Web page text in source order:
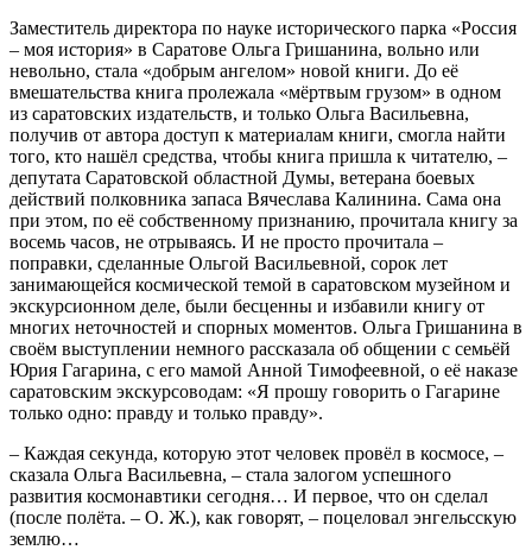
Заместитель директора по науке исторического парка «Россия
– моя история» в Саратове Ольга Гришанина, вольно или
невольно, стала «добрым ангелом» новой книги. До её
вмешательства книга пролежала «мёртвым грузом» в одном
из саратовских издательств, и только Ольга Васильевна,
получив от автора доступ к материалам книги, смогла найти
того, кто нашёл средства, чтобы книга пришла к читателю, –
депутата Саратовской областной Думы, ветерана боевых
действий полковника запаса Вячеслава Калинина. Сама она
при этом, по её собственному признанию, прочитала книгу за
восемь часов, не отрываясь. И не просто прочитала –
поправки, сделанные Ольгой Васильевной, сорок лет
занимающейся космической темой в саратовском музейном и
экскурсионном деле, были бесценны и избавили книгу от
многих неточностей и спорных моментов. Ольга Гришанина в
своём выступлении немного рассказала об общении с семьёй
Юрия Гагарина, с его мамой Анной Тимофеевной, о её наказе
саратовским экскурсоводам: «Я прошу говорить о Гагарине
только одно: правду и только правду».
– Каждая секунда, которую этот человек провёл в космосе, –
сказала Ольга Васильевна, – стала залогом успешного
развития космонавтики сегодня… И первое, что он сделал
(после полёта. – О. Ж.), как говорят, – поцеловал энгельсскую
землю…